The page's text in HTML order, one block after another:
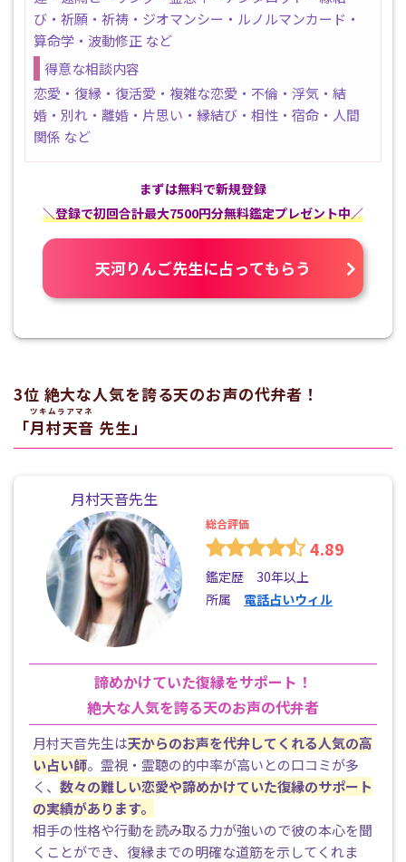
び・祈願・祈祷・ジオマンシー・ルノルマンカード・
算命学・波動修正 など
得意な相談内容
恋愛・復縁・復活愛・複雑な恋愛・不倫・浮気・結
婚・別れ・離婚・片思い・縁結び・相性・宿命・人間
関係 など
まずは無料で新規登録
＼登録で初回合計最大7500円分無料鑑定プレゼント中／
天河りんご先生に占ってもらう
3位 絶大な人気を誇る天のお声の代弁者！
「月村天音
ツキムラアマネ
先生」
月村天音先生
総合評価
4.89
鑑定歴 30年以上
所属 電話占いウィル
諦めかけていた復縁をサポート！
絶大な人気を誇る天のお声の代弁者
月村天音先生は天からのお声を代弁してくれる人気の高
い占い師。霊視・霊聴の的中率が高いとの口コミが多
く、 数々の難しい恋愛や諦めかけていた復縁のサポート
の実績があります。
相手の性格や行動を読み取る力が強いので彼の本心を聞
くことができ、復縁までの明確な道筋を示してくれま